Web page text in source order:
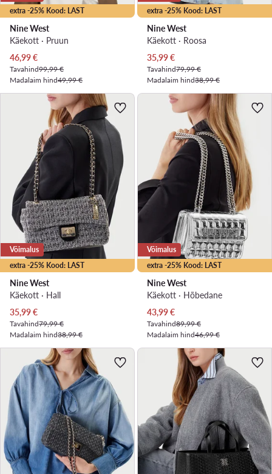
extra -25% Kood: LAST
Nine West
Käekott · Pruun
Praegune hind
46,99€
Tavahind99,99 €
Madalaim hind49,99 €
extra -25% Kood: LAST
Nine West
Käekott · Roosa
Praegune hind
35,99€
Tavahind79,99 €
Madalaim hind38,99 €
extra -25% Kood: LAST
Võimalus
Nine West
Käekott · Hall
Praegune hind
35,99€
Tavahind79,99 €
Madalaim hind38,99 €
extra -25% Kood: LAST
Võimalus
Nine West
Käekott · Hõbedane
Praegune hind
43,99€
Tavahind89,99 €
Madalaim hind46,99 €